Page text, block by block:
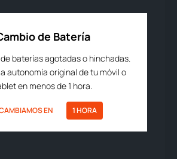
de Batería
baterías agotadas o hinchadas.
autonomía original de tu móvil o
en menos de 1 hora.
EN 1 HORA